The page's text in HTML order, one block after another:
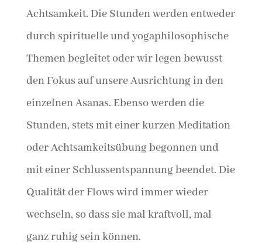
Achtsamkeit. Die Stunden werden entweder
durch spirituelle und yogaphilosophische
Themen begleitet oder wir legen bewusst
den Fokus auf unsere Ausrichtung in den
einzelnen Asanas. Ebenso werden die
Stunden, stets mit einer kurzen Meditation
oder Achtsamkeitsübung begonnen und
mit einer Schlussentspannung beendet. Die
Qualität der Flows wird immer wieder
wechseln, so dass sie mal kraftvoll, mal
ganz ruhig sein können.